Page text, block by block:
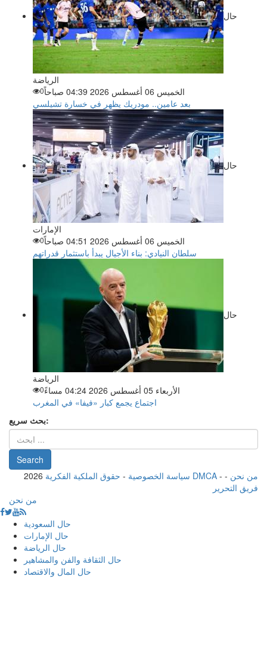
حال
الرياضة
الخميس 06 أغسطس 2026 04:39 صباحاً
0
بعد عامين.. مودريك يظهر في خسارة تشيلسي
حال
الإمارات
الخميس 06 أغسطس 2026 04:51 صباحاً
0
سلطان النيادي: بناء الأجيال يبدأ باستثمار قدراتهم
حال
الرياضة
الأربعاء 05 أغسطس 2026 04:24 مساءً
0
اجتماع يجمع كبار «فيفا» في المغرب
بحث سريع:
2026 سياسة الخصوصية - حقوق الملكية الفكرية DMCA - من نحن -
فريق التحرير
من نحن
حال السعودية
حال الإمارات
حال الرياضة
حال الثقافة والفن والمشاهير
حال المال والاقتصاد